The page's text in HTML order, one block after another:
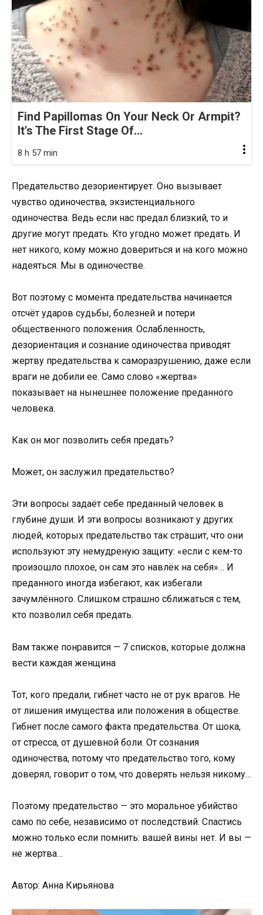
Find Papillomas On Your Neck Or Armpit?
It's The First Stage Of...
8 h 57 min
Предательство дезориентирует. Оно вызывает
чувство одиночества, экзистенциального
одиночества. Ведь если нас предал близкий, то и
другие могут предать. Кто угодно может предать. И
нет никого, кому можно довериться и на кого можно
надеяться. Мы в одиночестве.
Вот поэтому с момента предательства начинается
отсчёт ударов судьбы, болезней и потери
общественного положения. Ослабленность,
дезориентация и сознание одиночества приводят
жертву предательства к саморазрушению, даже если
враги не добили ее. Само слово «жертва»
показывает на нынешнее положение преданного
человека.
Как он мог позволить себя предать?
Может, он заслужил предательство?
Эти вопросы задаёт себе преданный человек в
глубине души. И эти вопросы возникают у других
людей, которых предательство так страшит, что они
используют эту немудреную защиту: «если с кем-то
произошло плохое, он сам это навлёк на себя»… И
преданного иногда избегают, как избегали
зачумлённого. Слишком страшно сближаться с тем,
кто позволил себя предать.
Вам также понравится — 7 списков, которые должна
вести каждая женщина
Тот, кого предали, гибнет часто не от рук врагов. Не
от лишения имущества или положения в обществе.
Гибнет после самого факта предательства. От шока,
от стресса, от душевной боли. От сознания
одиночества, потому что предательство того, кому
доверял, говорит о том, что доверять нельзя никому…
Поэтому предательство — это моральное убийство
само по себе, независимо от последствий. Спастись
можно только если помнить: вашей вины нет. И вы —
не жертва…
Автор: Анна Кирьянова